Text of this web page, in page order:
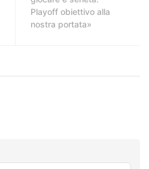
Playoff obiettivo alla
nostra portata»